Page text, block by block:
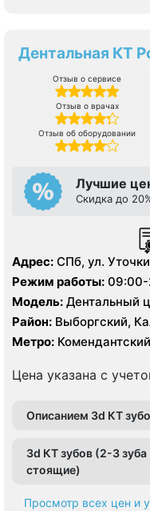
Дентальная КТ
Отзыв о сервисе
Отзыв о врачах
Отзыв об оборудовании
Лучшие
Cкидка до
Адрес: СПб, ул.
Режим работы: 09:00-
Модель: Дентальный
Район: Выборгский,
область, Приморский
Метро:
Цена указана с
Описанием 3d КТ
3d КТ зубов (2-3
стоящие)
Просмотр всех цен и